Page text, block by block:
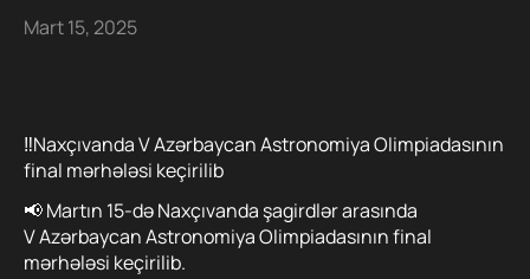
Mart 15, 2025
‼️Naxçıvanda V Azərbaycan Astronomiya Olimpiadasının
final mərhələsi keçirilib
📢 Martın 15-də Naxçıvanda şagirdlər arasında
V Azərbaycan Astronomiya Olimpiadasının final
mərhələsi keçirilib.